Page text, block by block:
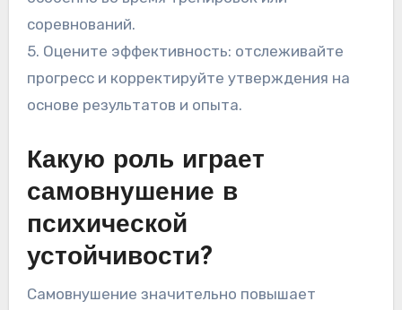
соревнований.
5. Оцените эффективность: отслеживайте
прогресс и корректируйте утверждения на
основе результатов и опыта.
Какую роль играет
самовнушение в
психической
устойчивости?
Самовнушение значительно повышает